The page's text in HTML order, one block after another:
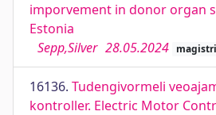
imporvement in donor organ
Estonia
Sepp,Silver 28.05.2024
16136. Tudengivormeli
kontroller. Electric Motor